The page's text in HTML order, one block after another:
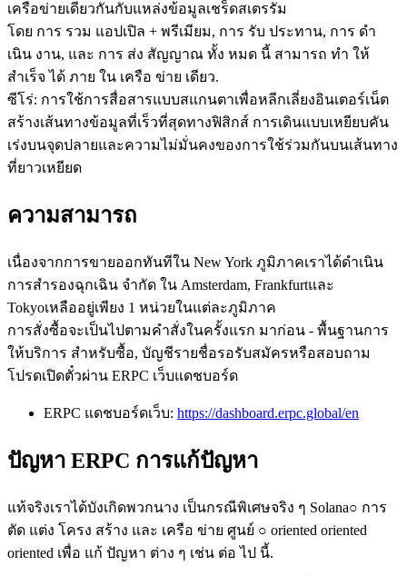
เครือข่ายเดียวกันกับแหล่งข้อมูลเชร็ดสเตรรัม
โดย การ รวม แอปเปิล + พรีเมียม, การ รับ ประทาน, การ ดํา
เนิน งาน, และ การ ส่ง สัญญาณ ทั้ง หมด นี้ สามารถ ทํา ให้
สําเร็จ ได้ ภาย ใน เครือ ข่าย เดียว.
ซีโร่: การใช้การสื่อสารแบบสแกนตาเพื่อหลีกเลี่ยงอินเตอร์เน็ต
สร้างเส้นทางข้อมูลที่เร็วที่สุดทางฟิสิกส์ การเดินแบบเหยียบคัน
เร่งบนจุดปลายและความไม่มั่นคงของการใช้ร่วมกันบนเส้นทาง
ที่ยาวเหยียด
ความสามารถ
เนื่องจากการขายออกทันทีใน New York ภูมิภาคเราได้ดําเนิน
การสํารองฉุกเฉิน จํากัด ใน Amsterdam, Frankfurtและ
Tokyoเหลืออยู่เพียง 1 หน่วยในแต่ละภูมิภาค
การสั่งซื้อจะเป็นไปตามคําสั่งในครั้งแรก มาก่อน ‐ พื้นฐานการ
ให้บริการ สําหรับซื้อ, บัญชีรายชื่อรอรับสมัครหรือสอบถาม
โปรดเปิดตั๋วผ่าน ERPC เว็บแดชบอร์ด
ERPC แดชบอร์ดเว็บ: https://dashboard.erpc.global/en
ปัญหา ERPC การแก้ปัญหา
แท้จริงเราได้บังเกิดพวกนาง เป็นกรณีพิเศษจริง ๆ Solana○ การ
ตัด แต่ง โครง สร้าง และ เครือ ข่าย ศูนย์ ○ oriented oriented
oriented เพื่อ แก้ ปัญหา ต่าง ๆ เช่น ต่อ ไป นี้.